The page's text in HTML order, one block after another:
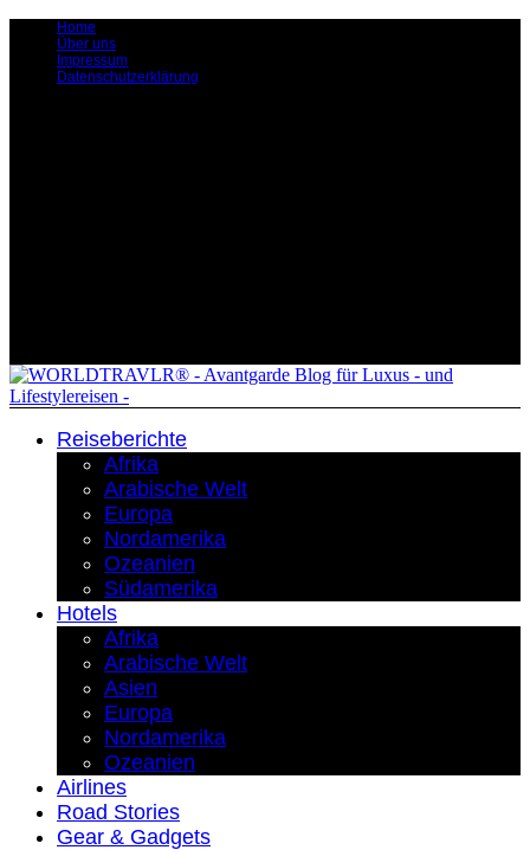
Home
Über uns
Impressum
Datenschutzerklärung
Reiseberichte
Afrika
Arabische Welt
Europa
Nordamerika
Ozeanien
Südamerika
Hotels
Afrika
Arabische Welt
Asien
Europa
Nordamerika
Ozeanien
Airlines
Road Stories
Gear & Gadgets